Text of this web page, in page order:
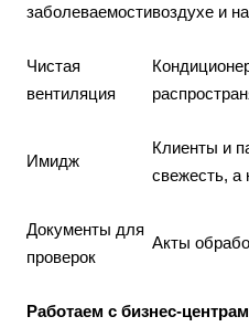
заболеваемостивоздухе и
Чистая
вентиляция
Имидж
Клиенты и
свежесть,
Документы для
проверок
Акты
Работаем с бизнес-